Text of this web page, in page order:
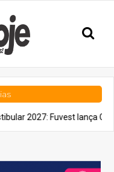
Guia de Carreiras para